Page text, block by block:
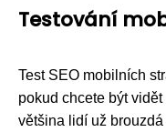
Testování
Test SEO mobilních
pokud chcete být
většina lidí už